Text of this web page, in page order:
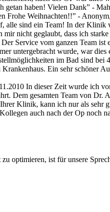
getan haben! Vielen Dank” -
Frohe Weihnachten!!” -
alle sind ein Team! In der Klinik
mir nicht geglaubt, dass ich
Service vom ganzen Team
untergebracht wurde, war
im Bad sind bei
Ein sehr schöner
In dieser Zeit wurde ich
Dem gesamten Team von Dr.
Klinik, kann ich nur als sehr
auch nach der Op noch
optimieren, ist für unsere